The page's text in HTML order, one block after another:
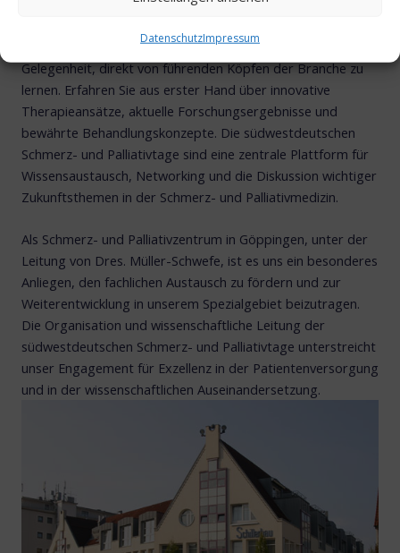
DatenschutzImpressum
Diese etablierte Fachtagung bietet Ihnen die einzigartige
Gelegenheit, direkt von führenden Köpfen der Branche zu
lernen. Erfahren Sie aus erster Hand über innovative
Therapieansätze, aktuelle Forschungsergebnisse und
bewährte Behandlungskonzepte. Die südwestdeutschen
Schmerz- und Palliativtage sind eine zentrale Plattform für
Wissensaustausch, Networking und die Diskussion wichtiger
Zukunftsthemen in der Schmerz- und Palliativmedizin.
Als Schmerz- und Palliativzentrum in Göppingen, unter der
Leitung von Dres. Müller-Schwefe, ist es uns ein besonderes
Anliegen, den fachlichen Austausch zu fördern und zur
Weiterentwicklung in unserem Spezialgebiet beizutragen.
Die Organisation und wissenschaftliche Leitung der
südwestdeutschen Schmerz- und Palliativtage unterstreicht
unser Engagement für Exzellenz in der Patientenversorgung
und in der wissenschaftlichen Auseinandersetzung.